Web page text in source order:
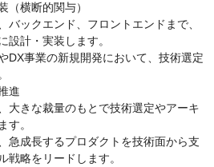
（横断的関与）
バックエンド、フロントエンドまで、
設計・実装します。
DX事業の新規開発において、技術選定
進
大きな裁量のもとで技術選定やアーキ
す。
急成長するプロダクトを技術面から支
戦略をリードします。